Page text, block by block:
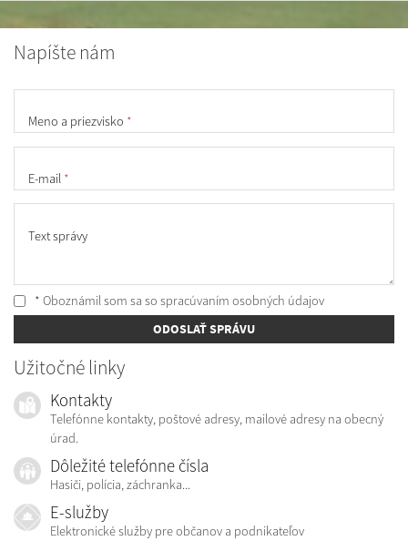
Napíšte nám
Meno a priezvisko *
E-mail *
Text správy
* Oboznámil som sa so spracúvaním osobných údajov
ODOSLAŤ SPRÁVU
Užitočné linky
Kontakty
Telefónne kontakty, poštové adresy, mailové adresy na obecný
úrad.
Dôležité telefónne čísla
Hasiči, polícia, záchranka...
E-služby
Elektronické služby pre občanov a podnikateľov